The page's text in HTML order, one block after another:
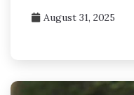
August 31, 2025